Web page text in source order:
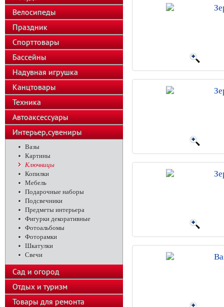
Велосипеды
Праздник
Спорттовары
Бассейны
Надувная игрушка
Канцтовары
Техника
Автоаксессуары
Интерьер,сувениры
Вазы
Картины
Ключницы
Копилки
Мебель
Подарочные наборы
Подсвечники
Предметы интерьера
Фигурки декоративные
Фотоальбомы
Фоторамки
Шкатулки
Свечи
Сад и огород
Отдых и туризм
Товары для ремонта